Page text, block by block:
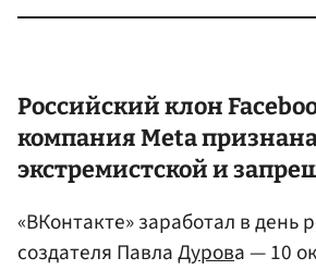
Российский клон
компания Meta
экстремистской и
«ВКонтакте» заработал в день
создателя ПавлаДурова — 10